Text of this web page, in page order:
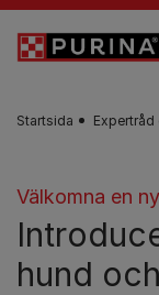
Skip to main
Startsida
Välkomna en
hund